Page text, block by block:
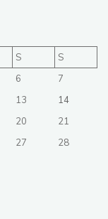
S
S
6
7
13
14
20
21
27
28